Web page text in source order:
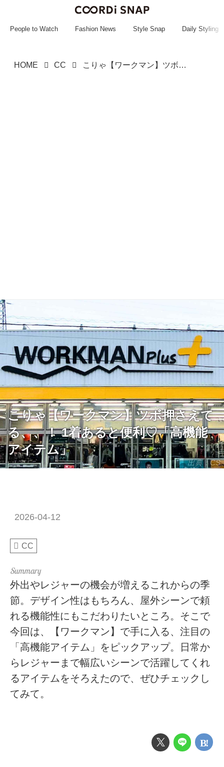
~~~~~~~~~~~
People to Watch Fashion News Style Snap Daily Styling
HOME CC こりゃ【ワークマン】ツボ押さえてる、、！ 1着あると便利♡「高機能アイテム」
出典：CS
こりゃ【ワークマン】ツボ押さえて
る、、！ 1着あると便利♡「高機能
アイテム」
2026-04-12
CC
外出やレジャーの機会が増えるこれからの季
節。デザイン性はもちろん、屋外シーンで頼
れる機能性にもこだわりたいところ。そこで
今回は、【ワークマン】で手に入る、注目の
「高機能アイテム」をピックアップ。日常か
らレジャーまで幅広いシーンで活躍してくれ
るアイテムをそろえたので、ぜひチェックし
てみて。